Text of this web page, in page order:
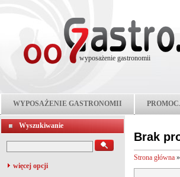
wyposażenie gastronomii
WYPOSAŻENIE GASTRONOMII
Wyszukiwanie
więcej opcji
Brak
Strona główna »